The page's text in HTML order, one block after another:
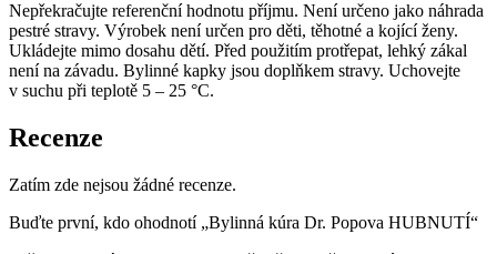
Nepřekračujte referenční hodnotu příjmu. Není určeno jako náhrada
pestré stravy. Výrobek není určen pro děti, těhotné a kojící ženy.
Ukládejte mimo dosahu dětí. Před použitím protřepat, lehký zákal
není na závadu. Bylinné kapky jsou doplňkem stravy. Uchovejte
v suchu při teplotě 5 – 25 °C.
Recenze
Zatím zde nejsou žádné recenze.
Buďte první, kdo ohodnotí „Bylinná kúra Dr. Popova HUBNUTÍ“